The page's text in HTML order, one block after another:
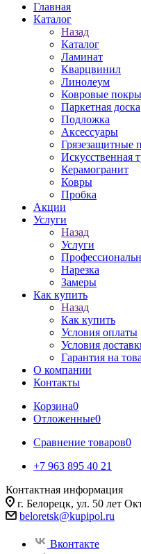
Главная
Каталог
Назад
Каталог
Ламинат
Кварцвинил
Линолеум
Ковровые
Паркетная доска
Подложка
Аксессуары
Грязезащитные
Искусственная
Керамогранит
Ковры
Пробка
Акции
Услуги
Назад
Услуги
Нарезка
Замеры
Как купить
Назад
Как купить
Условия оплаты
Условия
Гарантия на
О компании
Контакты
Корзина0
Отложенные0
Сравнение товаров0
+7 963 895 40 21
Контактная информация
г. Белорецк, ул. 50 лет
beloretsk@kupipol.ru
Вконтакте